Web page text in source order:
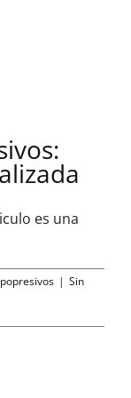
es una
| Sin